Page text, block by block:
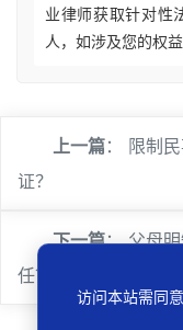
业律师获取针对性
人，如涉及您的权
上一篇： 限制
证？
下一篇：父母
任？
访问本站需同